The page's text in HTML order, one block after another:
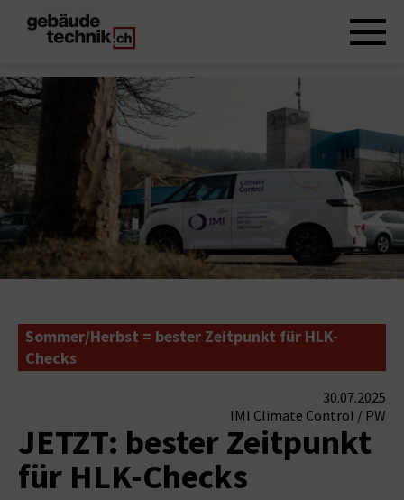
Sommer/Herbst = bester Zeitpunkt für HLK-
Checks
30.07.2025
IMI Climate Control / PW
JETZT: bester Zeitpunkt
für HLK-Checks